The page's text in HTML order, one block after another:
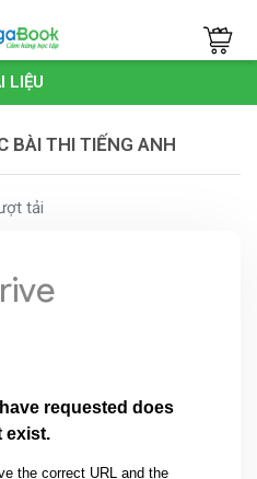
LIỆU
BÀI THI TIẾNG ANH
tải